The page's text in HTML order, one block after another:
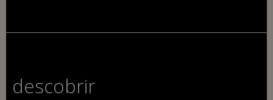
descobrir